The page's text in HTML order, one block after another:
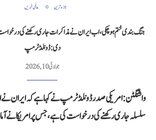
تازہ ترین عالمی خبریں
جنگ بندی ختم ہو چکی، اب ایران نے مذاکرات جاری رکھنے کی درخواست
دی: ڈونلڈ ٹرمپ
جولائی 10, 2026
واشنگٹن: امریکی صدر ڈونلڈ ٹرمپ نے کہا ہے کہ ایران نے
سلسلہ جاری رکھنے کی درخواست کی ہے، جس پر امریکا نے